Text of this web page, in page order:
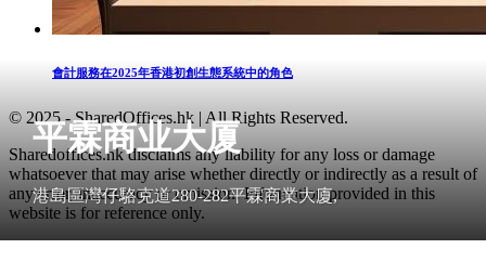
平霖商业大厦
港島區灣仔駱克道280-282平霖商業大廈,
會計服務在2025年香港初創生態系統中的角色
© 2025 - SharedOffices.hk | All Rights Reserved.
Sharedoffices.hk disclaims any liability for any loss or damage
whatsoever that may arise whether directly or indirectly as a result of
any error, inaccuracy or omission. Information provided in this
website is for reference only.